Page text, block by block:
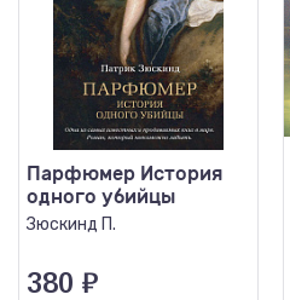
Парфюмер История
одного убийцы
Зюскинд П.
380 ₽